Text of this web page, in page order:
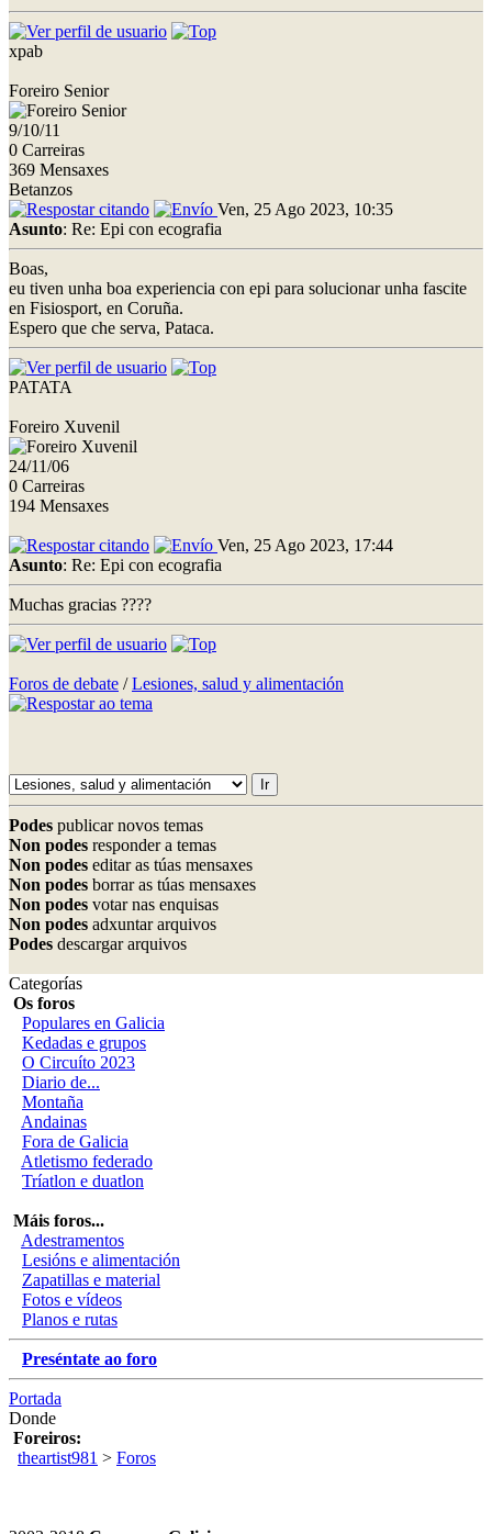
xpab
Foreiro Senior
9/10/11
0 Carreiras
369 Mensaxes
Betanzos
Ven, 25 Ago 2023, 10:35
Asunto: Re: Epi con ecografia
Boas,
eu tiven unha boa experiencia con epi para solucionar unha fascite
en Fisiosport, en Coruña.
Espero que che serva, Pataca.
PATATA
Foreiro Xuvenil
24/11/06
0 Carreiras
194 Mensaxes
Ven, 25 Ago 2023, 17:44
Asunto: Re: Epi con ecografia
Muchas gracias ????
Foros de debate /Lesiones, salud y alimentación
Podes publicar novos temas
Non podes responder a temas
Non podes editar as túas mensaxes
Non podes borrar as túas mensaxes
Non podes votar nas enquisas
Non podes adxuntar arquivos
Podes descargar arquivos
Categorías
Os foros
Populares en Galicia
Kedadas e grupos
O Circuíto 2023
Diario de...
Montaña
Andainas
Fora de Galicia
Atletismo federado
Tríatlon e duatlon
Máis foros...
Adestramentos
Lesións e alimentación
Zapatillas e material
Fotos e vídeos
Planos e rutas
Preséntate ao foro
Portada
Donde
Foreiros:
theartist981 > Foros